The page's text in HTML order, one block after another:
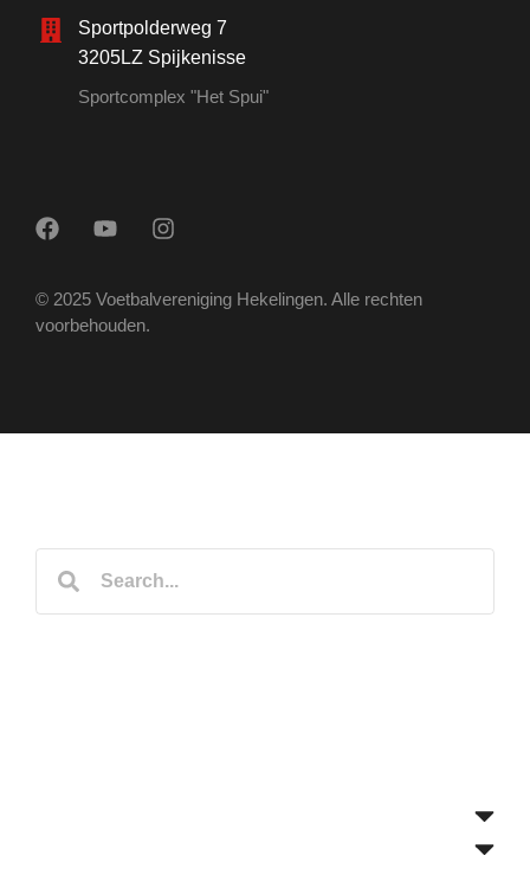
Sportpolderweg 7
3205LZ Spijkenisse
Sportcomplex "Het Spui"
© 2025 Voetbalvereniging Hekelingen. Alle rechten
voorbehouden.